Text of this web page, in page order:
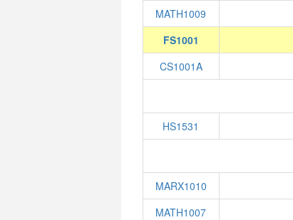
MATH1009
FS1001
CS1001A
HS1531
MARX1010
MATH1007